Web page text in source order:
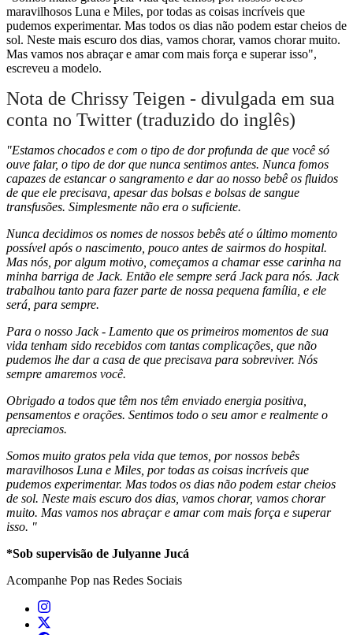
maravilhosos Luna e Miles, por todas as coisas incríveis que
pudemos experimentar. Mas todos os dias não podem estar cheios de
sol. Neste mais escuro dos dias, vamos chorar, vamos chorar muito.
Mas vamos nos abraçar e amar com mais força e superar isso",
escreveu a modelo.
Nota de Chrissy Teigen - divulgada em sua
conta no Twitter (traduzido do inglês)
"Estamos chocados e com o tipo de dor profunda de que você só
ouve falar, o tipo de dor que nunca sentimos antes. Nunca fomos
capazes de estancar o sangramento e dar ao nosso bebê os fluidos
de que ele precisava, apesar das bolsas e bolsas de sangue
transfusões. Simplesmente não era o suficiente.
Nunca decidimos os nomes de nossos bebês até o último momento
possível após o nascimento, pouco antes de sairmos do hospital.
Mas nós, por algum motivo, começamos a chamar esse carinha na
minha barriga de Jack. Então ele sempre será Jack para nós. Jack
trabalhou tanto para fazer parte de nossa pequena família, e ele
será, para sempre.
Para o nosso Jack - Lamento que os primeiros momentos de sua
vida tenham sido recebidos com tantas complicações, que não
pudemos lhe dar a casa de que precisava para sobreviver. Nós
sempre amaremos você.
Obrigado a todos que têm nos têm enviado energia positiva,
pensamentos e orações. Sentimos todo o seu amor e realmente o
apreciamos.
Somos muito gratos pela vida que temos, por nossos bebês
maravilhosos Luna e Miles, por todas as coisas incríveis que
pudemos experimentar. Mas todos os dias não podem estar cheios
de sol. Neste mais escuro dos dias, vamos chorar, vamos chorar
muito. Mas vamos nos abraçar e amar com mais força e superar
isso. "
*Sob supervisão de Julyanne Jucá
Acompanhe Pop nas Redes Sociais